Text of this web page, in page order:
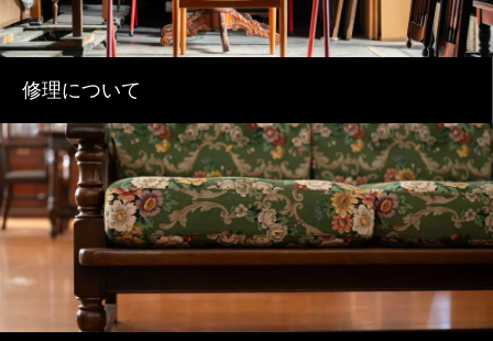
修理について